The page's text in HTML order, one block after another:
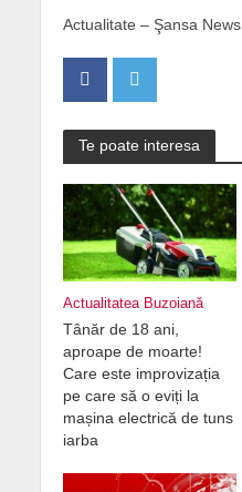
Actualitate – Şansa News
Te poate interesa
Actualitatea Buzoiană
Tânăr de 18 ani,
aproape de moarte!
Care este improvizația
pe care să o eviți la
mașina electrică de tuns
iarba